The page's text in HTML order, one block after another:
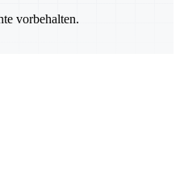
vorbehalten.